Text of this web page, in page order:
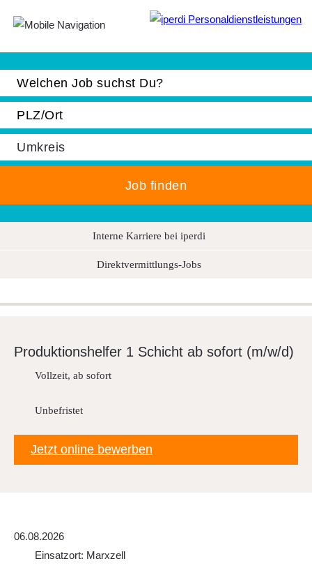
Interne Karriere bei iperdi
Direktvermittlungs-Jobs
Produk­ti­ons­helfer 1 Schicht ab sofort (m/w/d)
Vollzeit, ab sofort
Unbefristet
Jetzt online bewerben
06.08.2026
Einsatzort: Marxzell
Jobbörse
Bewerber
Unternehmen
Über iperdi
FAQ
Sitemap
Datenschutz